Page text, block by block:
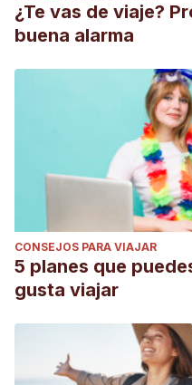
¿Te vas de viaje?
buena alarma
CONSEJOS PARA VIAJAR
5 planes que
gusta viajar